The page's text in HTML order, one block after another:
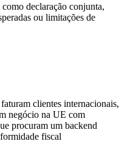
declaração conjunta,
ou limitações de
clientes internacionais,
negócio na UE com
procuram um backend
fiscal